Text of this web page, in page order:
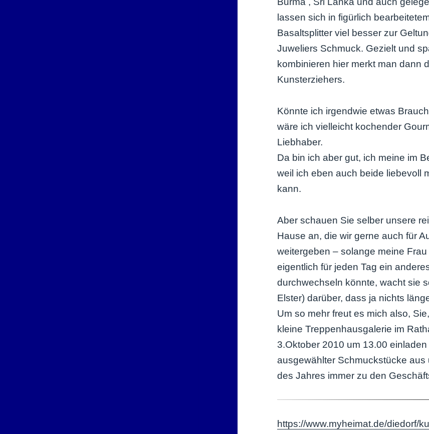
lassen sich in figürlich
Basaltsplitter viel besser zur
Juweliers Schmuck. Gezielt und
kombinieren hier merkt man dann
Kunsterziehers.
Könnte ich irgendwie etwas
wäre ich vielleicht kochender
Liebhaber.
Da bin ich aber gut, ich meine im
weil ich eben auch beide liebevoll
kann.
Aber schauen Sie selber unsere
Hause an, die wir gerne auch für
weitergeben – solange meine
eigentlich für jeden Tag ein
durchwechseln könnte, wacht sie
Elster) darüber, dass ja nichts
Um so mehr freut es mich also,
kleine Treppenhausgalerie im
3.Oktober 2010 um 13.00
ausgewählter Schmuckstücke
des Jahres immer zu den
https://www.myheimat.de/diedorf/